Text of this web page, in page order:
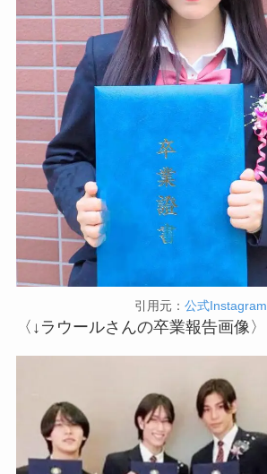
引用元： 公式Instagram
〈↓ラウールさんの卒業報告画像〉